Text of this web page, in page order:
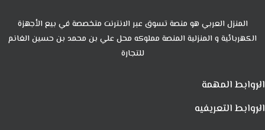
المنزل العربي هو منصة تسوق عبر الانترنت متخصصة في بيع الأجهزة
الكهربائية و المنزلية المنصة مملوكه محل علي بن محمد بن حسين الغانم
للتجارة
الروابط المهمة
الروابط التعريفيه